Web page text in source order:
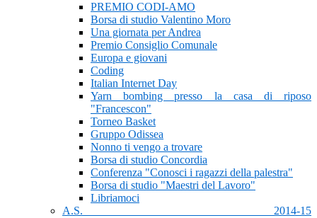
PREMIO CODI-AMO
Borsa di studio Valentino Moro
Una giornata per Andrea
Premio Consiglio Comunale
Europa e giovani
Coding
Italian Internet Day
Yarn bombing presso la casa di riposo
"Francescon"
Torneo Basket
Gruppo Odissea
Nonno ti vengo a trovare
Borsa di studio Concordia
Conferenza "Conosci i ragazzi della palestra"
Borsa di studio "Maestri del Lavoro"
Libriamoci
A.S. 2014-15